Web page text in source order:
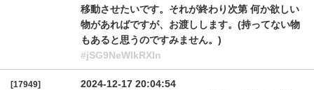
移動させたいです。それが終わり次第 何か欲しい
物があればですが、お渡しします。(持ってない物
もあると思うのですみません。)
#jSG9NeWlkRXln
[17949]
2024-12-17 20:04:54